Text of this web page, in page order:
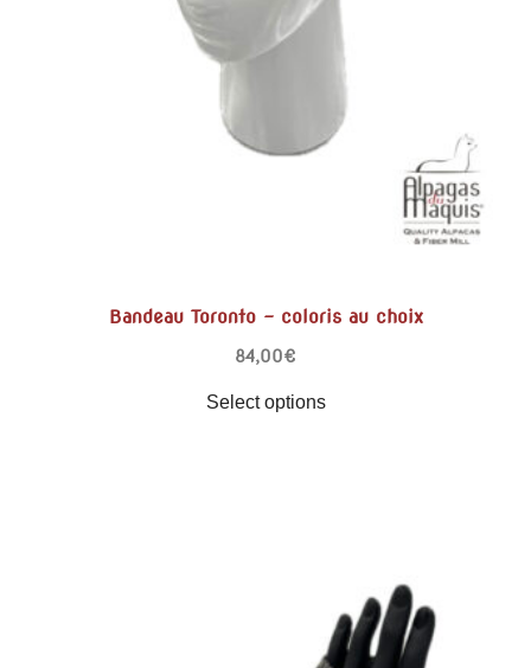
Bandeau Toronto – coloris au choix
84,00€
Select options